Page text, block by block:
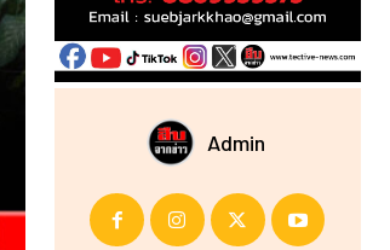
Admin